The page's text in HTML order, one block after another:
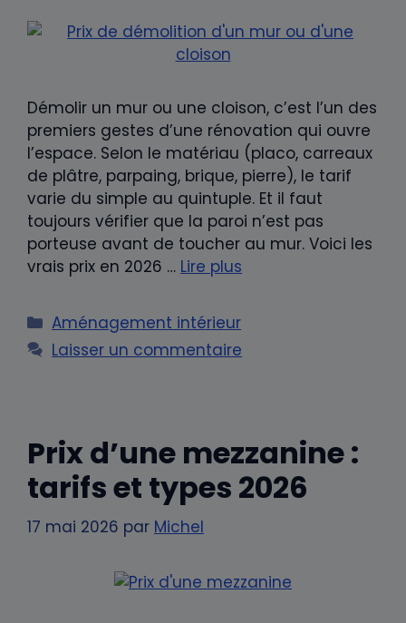
Démolir un mur ou une cloison, c’est l’un des
premiers gestes d’une rénovation qui ouvre
l’espace. Selon le matériau (placo, carreaux
de plâtre, parpaing, brique, pierre), le tarif
varie du simple au quintuple. Et il faut
toujours vérifier que la paroi n’est pas
porteuse avant de toucher au mur. Voici les
vrais prix en 2026 … Lire plus
Catégories
Aménagement intérieur
Laisser un commentaire
Prix d’une mezzanine :
tarifs et types 2026
17 mai 2026 par Michel